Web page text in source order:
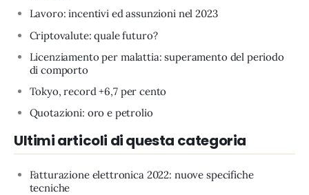
Lavoro: incentivi ed assunzioni nel 2023
Criptovalute: quale futuro?
Licenziamento per malattia: superamento del periodo
di comporto
Tokyo, record +6,7 per cento
Quotazioni: oro e petrolio
Ultimi articoli di questa categoria
Fatturazione elettronica 2022: nuove specifiche
tecniche